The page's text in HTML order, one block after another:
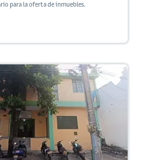
para la oferta de inmuebles.